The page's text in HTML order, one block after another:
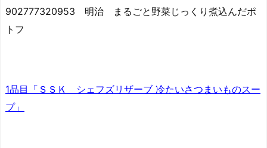
902777320953 明治 まるごと野菜じっくり煮込んだポ
トフ
1品目「ＳＳＫ シェフズリザーブ 冷たいさつまいものスー
プ」